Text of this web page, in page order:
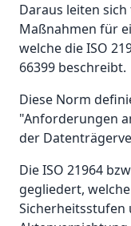
Daraus leiten
Maßnahmen für
welche die ISO
66399 beschreibt.
Diese Norm
"Anforderungen
der
Die ISO 21964
gegliedert,
Sicherheitsstufen